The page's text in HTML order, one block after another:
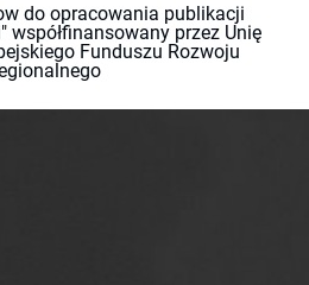
do opracowania publikacji
współfinansowany przez Unię
Funduszu Rozwoju